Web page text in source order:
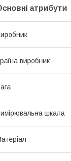
атрибути
виробник
шкала